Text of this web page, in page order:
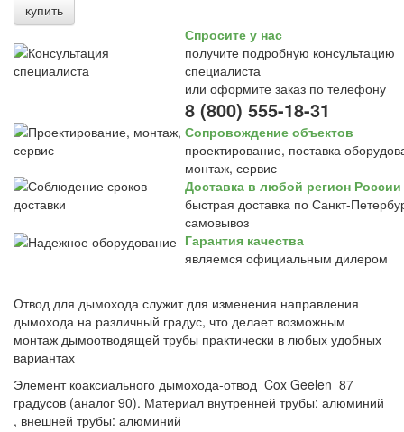
купить
Спросите у нас
получите подробную консультацию
специалиста
или оформите заказ по телефону
8 (800) 555-18-31
Сопровождение объектов
проектирование, поставка
монтаж, сервис
Доставка в любой регион России
быстрая доставка по Санкт-
самовывоз
Гарантия качества
являемся официальным дилером
Отвод для дымохода служит для изменения направления
дымохода на различный градус, что делает возможным
монтаж дымоотводящей трубы практически в любых удобных
вариантах
Элемент коаксиального дымохода-отвод Cox Geelen 87
градусов (аналог 90). Материал внутренней трубы: алюминий
, внешней трубы: алюминий